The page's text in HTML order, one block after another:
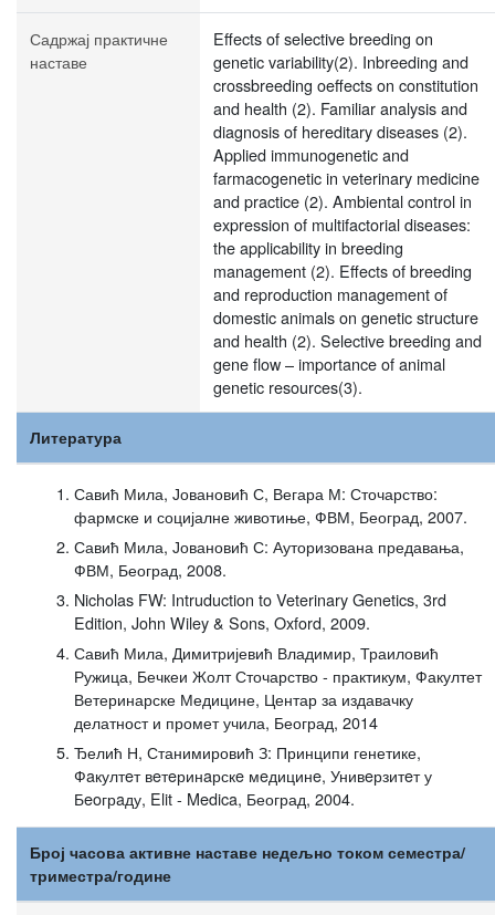
Садржај практичне
наставе
Effects of selective breeding on
genetic variability(2). Inbreeding and
crossbreeding oeffects on constitution
and health (2). Familiar analysis and
diagnosis of hereditary diseases (2).
Applied immunogenetic and
farmacogenetic in veterinary medicine
and practice (2). Ambiental control in
expression of multifactorial diseases:
the applicability in breeding
management (2). Effects of breeding
and reproduction management of
domestic animals on genetic structure
and health (2). Selective breeding and
gene flow – importance of animal
genetic resources(3).
Литература
Савић Мила, Јовановић С, Вегара М: Сточарство:
фармске и социјалне животиње, ФВМ, Београд, 2007.
Савић Мила, Јовановић С: Ауторизована предавања,
ФВМ, Београд, 2008.
Nicholas FW: Intruduction to Veterinary Genetics, 3rd
Edition, John Wiley & Sons, Oxford, 2009.
Савић Мила, Димитријевић Владимир, Траиловић
Ружица, Бечкеи Жолт Сточарство - практикум, Факултет
Ветеринарске Медицине, Центар за издавачку
делатност и промет учила, Београд, 2014
Ђелић Н, Станимировић З: Принципи генетике,
Фaкултeт вeтeринaрскe мeдицинe, Унивeрзитeт у
Бeoгрaду, Elit - Medica, Београд, 2004.
Број часова активне наставе недељно током семестра/
триместра/године